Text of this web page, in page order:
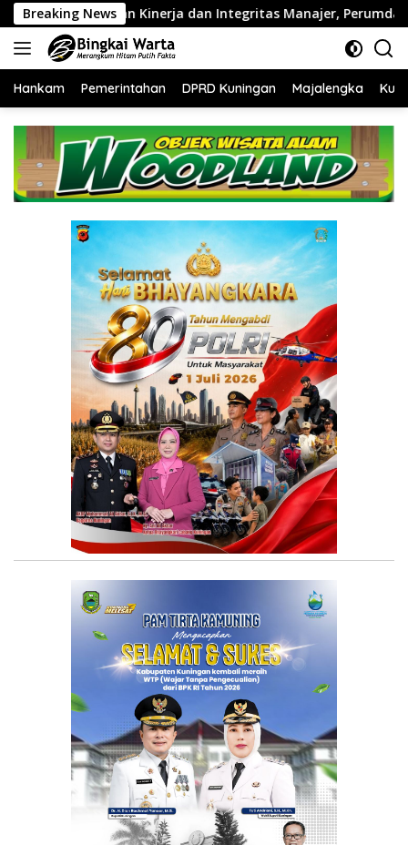
Langsung
ke
konten
Breaking News
dan Integritas Manajer, Perumda Tirta Darma Ayu Gelar In-
Hankam Pemerintahan DPRD Kuningan Majalengka